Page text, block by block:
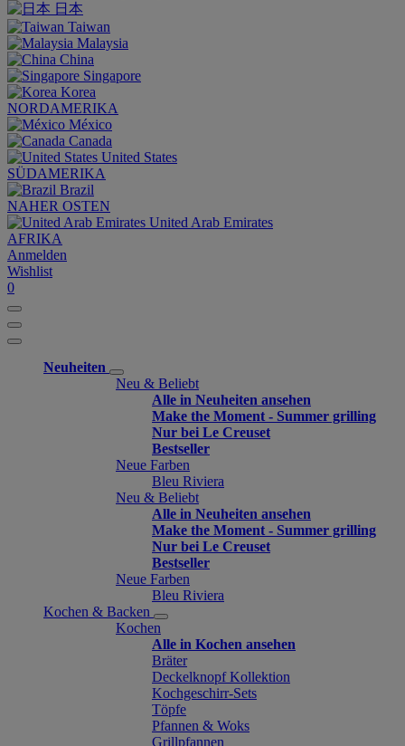
日本
Taiwan
Malaysia
China
Singapore
Korea
NORDAMERIKA
México
Canada
United States
SÜDAMERIKA
Brazil
NAHER OSTEN
United Arab Emirates
AFRIKA
Anmelden
Wishlist
0
Neuheiten
Neu & Beliebt
Alle in Neuheiten ansehen
Make the Moment - Summer grilling
Nur bei Le Creuset
Bestseller
Neue Farben
Bleu Riviera
Neu & Beliebt
Alle in Neuheiten ansehen
Make the Moment - Summer grilling
Nur bei Le Creuset
Bestseller
Neue Farben
Bleu Riviera
Kochen & Backen
Kochen
Alle in Kochen ansehen
Bräter
Deckelknopf Kollektion
Kochgeschirr-Sets
Töpfe
Pfannen & Woks
Grillpfannen